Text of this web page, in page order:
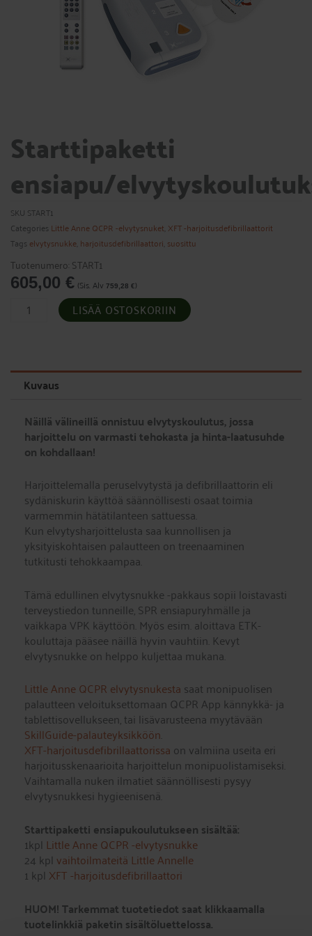
Starttipaketti
ensiapu/
SKU START1
Categories Little Anne QCPR -elvytysnuket XFT -harjoitusdefibrillaattorit
Tags elvytysnukke harjoitusdefibrillaattori suosittu
Tuotenumero: START1
605,00 € (Sis. Alv 759,28 €)
Starttipaketti
ensiapu/elvytyskoulutukseen
LISÄÄ OSTOSKORIIN
Kuvaus
Näillä välineillä onnistuu elvytyskoulutus, jossa
harjoittelu on varmasti tehokasta ja hinta-laatusuhde
on kohdallaan!
Harjoittelemalla peruselvytystä ja defibrillaattorin eli
sydäniskurin käyttöä säännöllisesti osaat toimia
varmemmin hätätilanteen sattuessa.
Kun elvytysharjoittelusta saa kunnollisen ja
yksityiskohtaisen palautteen on treenaaminen
tutkitusti tehokkaampaa.
Tämä edullinen elvytysnukke -pakkaus sopii loistavasti
terveystiedon tunneille, SPR ensiapuryhmälle ja
vaikkapa VPK käyttöön. Myös esim. aloittava ETK-
kouluttaja pääsee näillä hyvin vauhtiin. Kevyt
elvytysnukke on helppo kuljettaa mukana.
Little Anne QCPR elvytysnukesta saat monipuolisen
palautteen veloituksettomaan QCPR App kännykkä- ja
tablettisovellukseen, tai lisävarusteena myytävään
SkillGuide-palauteyksikköön
XFT-harjoitusdefibrillaattorissa on valmiina useita eri
harjoitusskenaarioita harjoittelun monipuolistamiseksi.
Vaihtamalla nuken ilmatiet säännöllisesti pysyy
elvytysnukkesi hygieenisenä.
Starttipaketti ensiapukoulutukseen sisältää:
1kpl Little Anne QCPR -elvytysnukke
24 kpl vaihtoilmateitä Little Annelle
1 kpl XFT -harjoitusdefibrillaattori
HUOM! Tarkemmat tuotetiedot saat klikkaamalla
tuotelinkkiä paketin sisältöluettelossa.